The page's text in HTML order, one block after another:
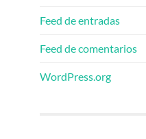
Feed de entradas
Feed de comentarios
WordPress.org